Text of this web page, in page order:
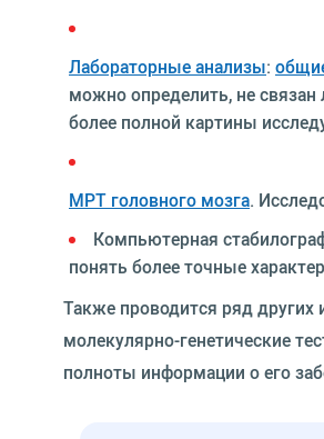
Лабораторные анализы:
можно определить, не
более полной картины
МРТ головного мозга.
Компьютерная
понять более точные
Также проводится ряд других
молекулярно-генетические
полноты информации о его